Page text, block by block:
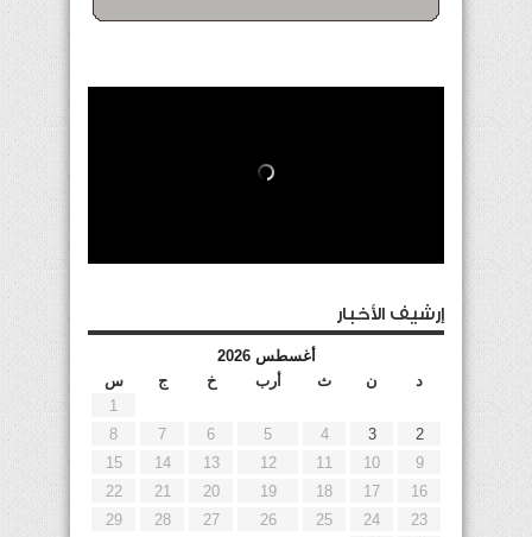
إرشيف الأخبار
أغسطس 2026
د
ن ث أرب خ ج
س
1
2
3
4
5
6
7
8
9
10
11
12
13
14
15
16
17
18
19
20
21
22
23
24
25
26
27
28
29